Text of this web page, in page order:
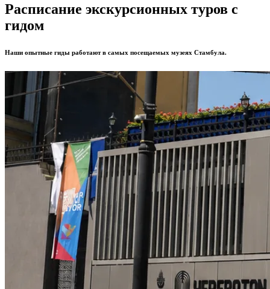
Расписание экскурсионных туров с
гидом
Наши опытные гиды работают в самых посещаемых музеях Стамбула.